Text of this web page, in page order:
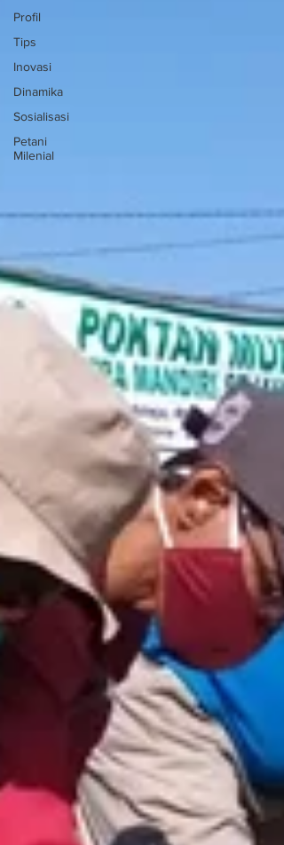
Profil
Tips
Inovasi
Dinamika
Sosialisasi
Petani
Milenial